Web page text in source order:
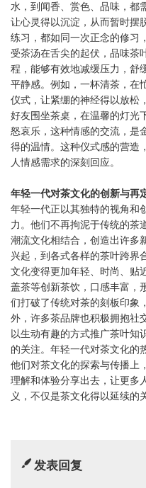
水，到闻香、赏色、品味，都
让心灵得以沉淀，从而暂时摆
练习，都如同一次正念的修习
受茶汤在舌尖的起伏，品味茶
程，能够有效地减缓压力，舒
平静感。例如，一杯清茶，在
仪式，让紧绷的神经得以放松
好友围坐茶桌，在温馨的灯光
怒哀乐，这种情感的交流，是
得的温情。这种仪式感的营造
人情感需求的深刻回应。
年轻一代对茶文化的创新与再
年轻一代正以其独特的视角和
力。他们不再拘泥于传统的茶
潮流文化相结合，创造出许多
兴起，到各式各样的茶叶跨界
文化变得更加年轻、时尚、贴
盖茶等创新茶饮，口感丰富，
们打破了传统对茶的刻板印象
外，许多茶品牌也积极拥抱社
以生动有趣的方式推广茶叶知
的关注。年轻一代对茶文化的
他们对茶文化的探索与传播上
理解和体验分享出去，让更多
义，不仅是茶文化得以延续的
发表回复